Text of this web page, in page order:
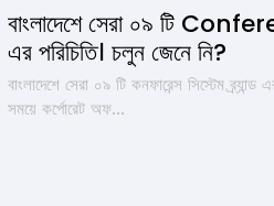
বাংলাদেশে সেরা ০৯ টি
এর পরিচিতি। চলুন জেনে নি?
বাংলাদেশে সেরা ০৯ টি কনফারেন্স সিস্টেম
সময়ে কর্পোরেট অফ...